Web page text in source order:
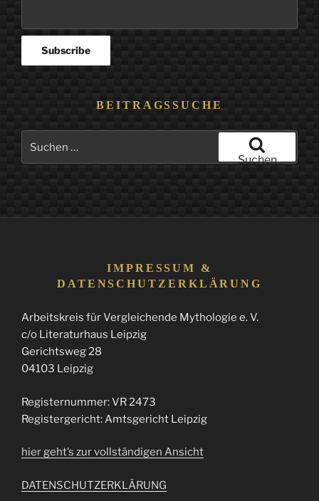
BEITRAGSSUCHE
nach:
Suchen
IMPRESSUM &
DATENSCHUTZERKLÄRUNG
Arbeitskreis für Vergleichende Mythologie e. V.
c/o Literaturhaus Leipzig
Gerichtsweg 28
04103 Leipzig
Registernummer: VR 2473
Registergericht: Amtsgericht Leipzig
hier geht’s zur vollständigen Ansicht
DATENSCHUTZERKLÄRUNG